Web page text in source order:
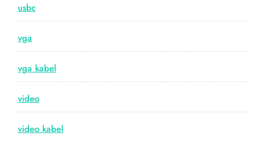
usbc
vga
vga kabel
video
video kabel